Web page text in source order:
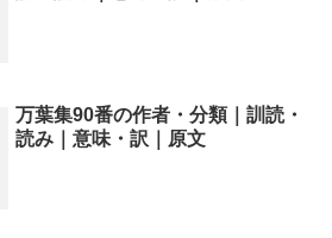
万葉集90番の作者・分類｜訓読・
読み｜意味・訳｜原文